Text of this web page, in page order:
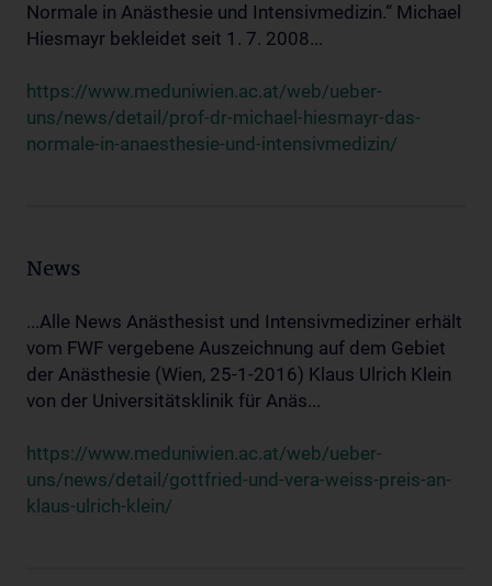
Normale in Anästhesie und Intensivmedizin.“ Michael
Hiesmayr bekleidet seit 1. 7. 2008...
https://www.meduniwien.ac.at/web/ueber-
uns/news/detail/prof-dr-michael-hiesmayr-das-
normale-in-anaesthesie-und-intensivmedizin/
News
...Alle News Anästhesist und Intensivmediziner erhält
vom FWF vergebene Auszeichnung auf dem Gebiet
der Anästhesie (Wien, 25-1-2016) Klaus Ulrich Klein
von der Universitätsklinik für Anäs...
https://www.meduniwien.ac.at/web/ueber-
uns/news/detail/gottfried-und-vera-weiss-preis-an-
klaus-ulrich-klein/